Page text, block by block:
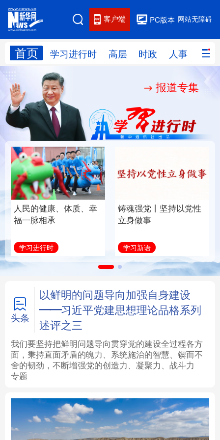
网站无障碍
PC版本
客户端
首页 学习进行时 高层 时政 人事 国际
网站地图
学习进行时 人事
国际 财经 网评
思客智库 全球连线 教育
科技 科创
文化 书画
访谈 视频 图片 政务
信息化 数字经济
学术中国 乡村振兴 银龄 溯源中国
城市 旅游 能源 会展
彩票 娱乐 时尚 悦读
公益 一带一路 亚太网 上市公司
地方频道
报道专集
人民的健康、体质、幸
福一脉相承
学习进行时
铸魂强党丨坚持以党性
立身做事
学习新语
头条
以鲜明的问题导向加强自身建设
——习近平党建思想理论品格系列
述评之三
我们要坚持把鲜明问题导向贯穿党的建设全过程各方
面，秉持直面矛盾的魄力、系统施治的智慧、锲而不
舍的韧劲，不断增强党的创造力、凝聚力、战斗力
专题